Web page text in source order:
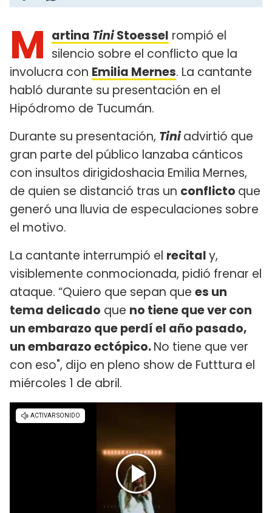
M artina TiniStoessel rompió el
silencio sobre el conflicto que la
involucra con Emilia Mernes. La cantante
habló durante su presentación en el
Hipódromo de Tucumán.
Durante su presentación, Tiniadvirtió que
gran parte del público lanzaba cánticos
con insultos dirigidoshacia Emilia Mernes,
de quien se distanció tras un conflicto que
generó una lluvia de especulaciones sobre
el motivo.
La cantante interrumpió el recitaly,
visiblemente conmocionada, pidió frenar el
ataque. “Quiero que sepan que es un
tema delicado que no tiene que ver con
un embarazo que perdí el año pasado,
un embarazo ectópico.No tiene que ver
con eso", dijo en pleno show de Futttura el
miércoles 1 de abril.